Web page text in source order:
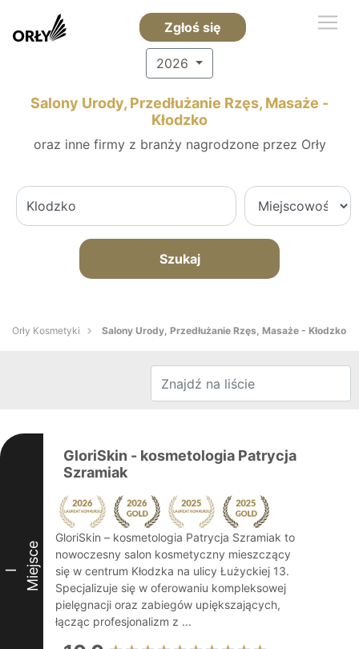
Zgłoś się
2026
Salony Urody, Przedłużanie Rzęs, Masaże -
Kłodzko
oraz inne firmy z branży nagrodzone przez Orły
Szukaj
Orły Kosmetyki Salony Urody, Przedłużanie Rzęs, Masaże - Kłodzko
I Miejsce
GloriSkin - kosmetologia Patrycja
Szramiak
GloriSkin – kosmetologia Patrycja Szramiak to
nowoczesny salon kosmetyczny mieszczący
się w centrum Kłodzka na ulicy Łużyckiej 13.
Specjalizuje się w oferowaniu kompleksowej
pielęgnacji oraz zabiegów upiększających,
łącząc profesjonalizm z ...